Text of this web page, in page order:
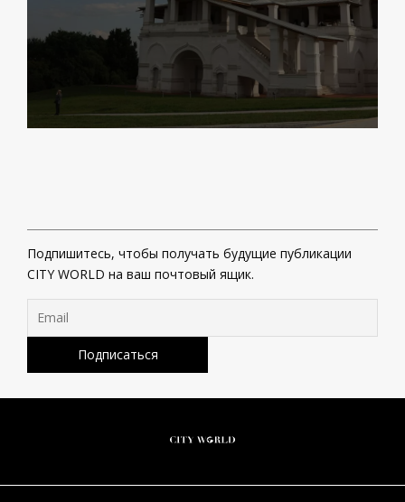
Подпишитесь, чтобы получать будущие публикации
CITY WORLD на ваш почтовый ящик.